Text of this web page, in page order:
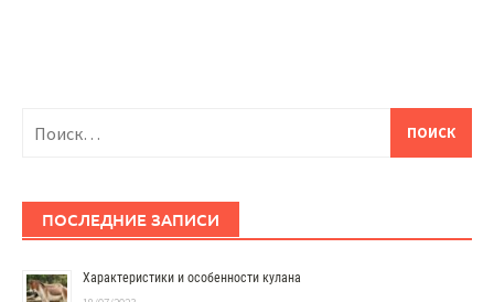
ПОСЛЕДНИЕ ЗАПИСИ
Характеристики и особенности кулана